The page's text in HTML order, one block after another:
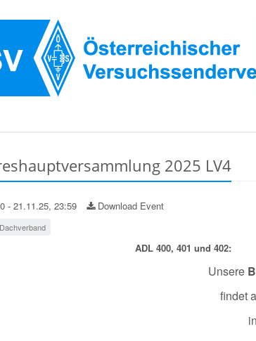
2025 LV4
- 21.11.25, 23:59 Download Event
ADL 400, 401 und 402:
Unsere
findet